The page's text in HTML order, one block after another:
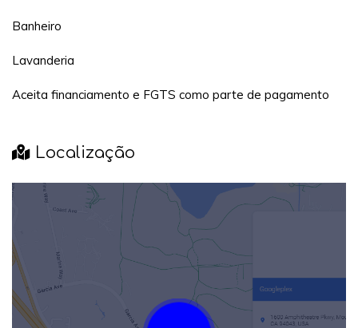
Banheiro
Lavanderia
Aceita financiamento e FGTS como parte de pagamento
Localização